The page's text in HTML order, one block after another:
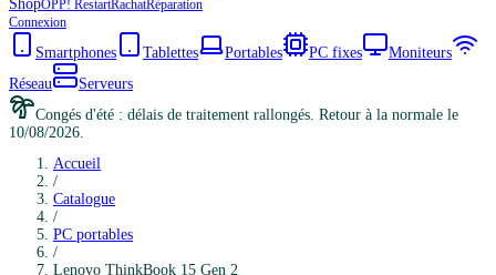
ShopOPP! RestartRachatRéparation
Connexion
Smartphones Tablettes Portables PC fixes
Moniteurs
Réseau
Serveurs
Congés d'été : délais de traitement rallongés. Retour à la normale le
10/08/2026.
Accueil
/
Catalogue
/
PC portables
/
Lenovo ThinkBook 15 Gen 2